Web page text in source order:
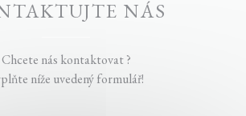
NÁS
Chcete nás kontaktovat ?
níže uvedený formulář!